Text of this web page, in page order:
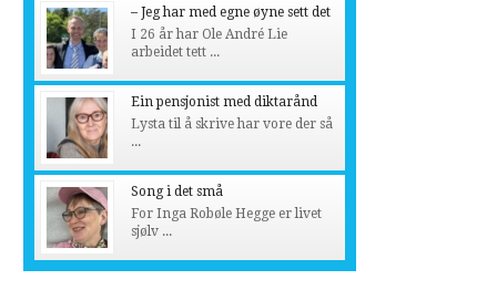
– Jeg har med egne øyne sett det
I 26 år har Ole André Lie
arbeidet tett ...
Ein pensjonist med diktarånd
Lysta til å skrive har vore der så
...
Song i det små
For Inga Robøle Hegge er livet
sjølv ...